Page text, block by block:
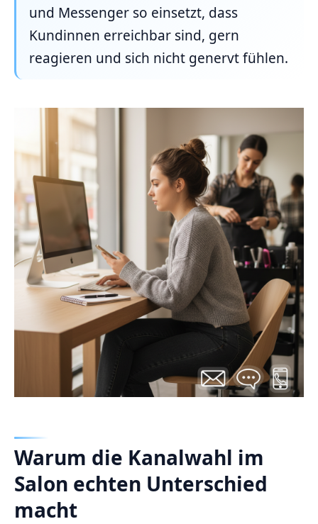
und Messenger so einsetzt, dass
Kundinnen erreichbar sind, gern
reagieren und sich nicht genervt fühlen.
Warum die Kanalwahl im
Salon echten Unterschied
macht